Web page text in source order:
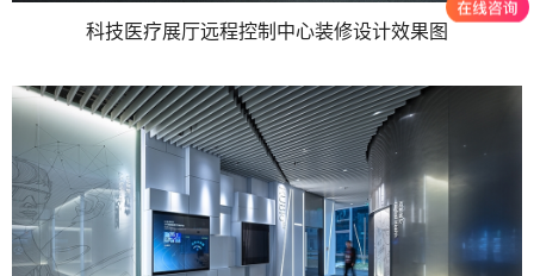
科技医疗展厅远程控制中心装修设计效果图